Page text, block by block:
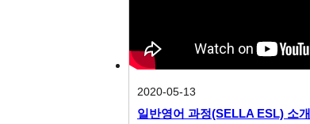
2020-05-13
일반영어 과정(SELLA ESL) 소개